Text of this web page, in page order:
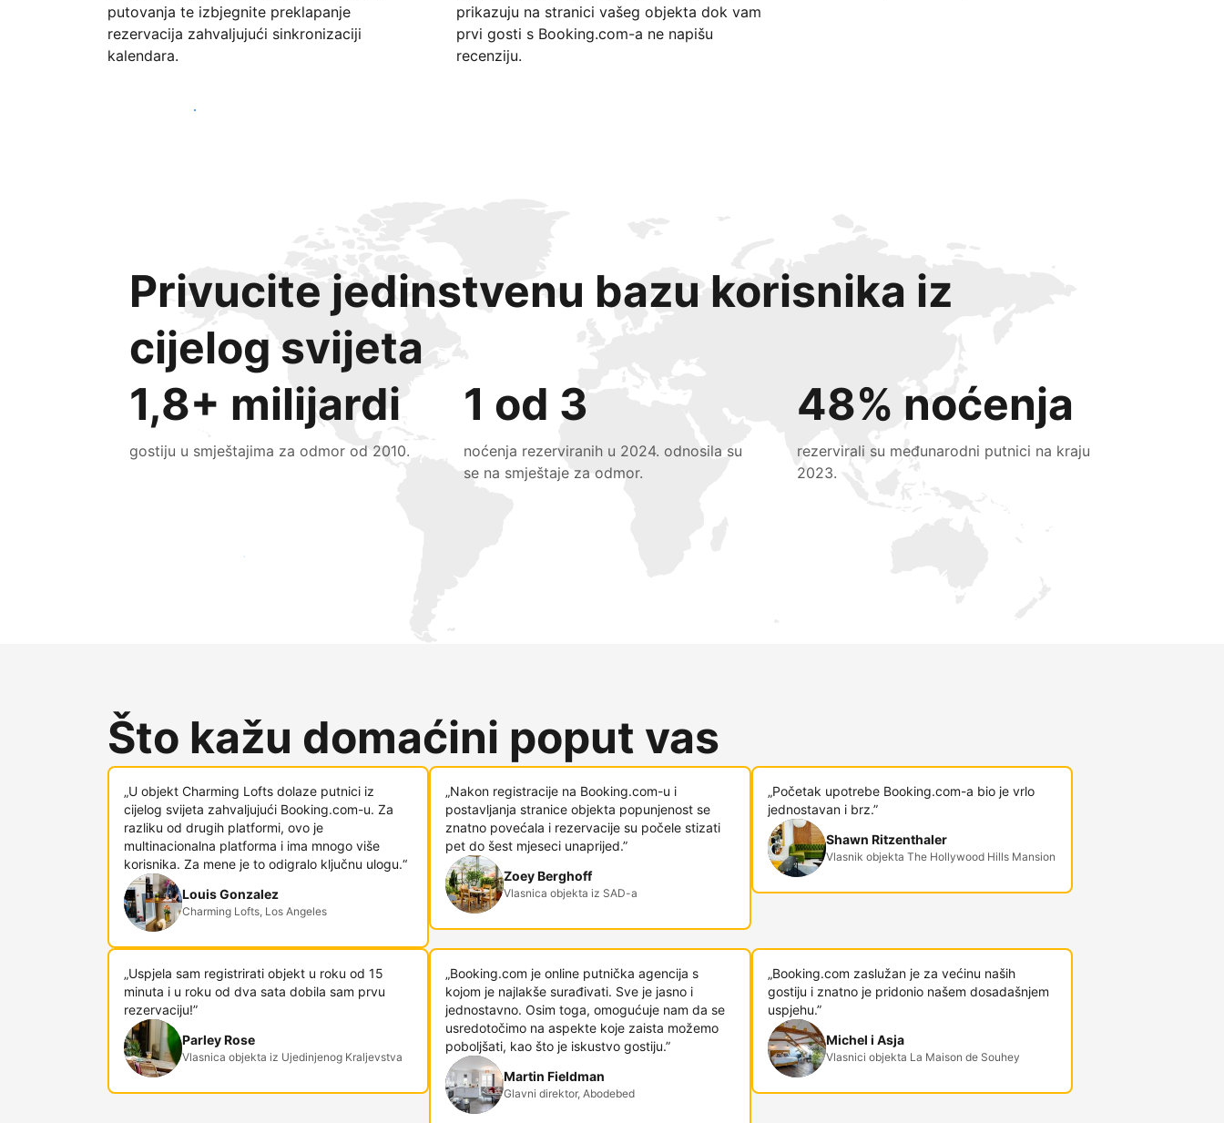
putovanja te izbjegnite preklapanje
rezervacija zahvaljujući sinkronizaciji
kalendara.
prikazuju na stranici vašeg objekta dok vam
prvi gosti s Booking.com-a ne napišu
recenziju.
Započnite već danas
Privucite jedinstvenu bazu korisnika iz
cijelog svijeta
1,8+ milijardi
gostiju u smještajima za odmor od 2010.
1 od 3
noćenja rezerviranih u 2024. odnosila su
se na smještaje za odmor.
48% noćenja
rezervirali su međunarodni putnici na kraju
2023.
Doprite do novih gostiju već danas
Što kažu domaćini poput vas
„U objekt Charming Lofts dolaze putnici iz
cijelog svijeta zahvaljujući Booking.com-u. Za
razliku od drugih platformi, ovo je
multinacionalna platforma i ima mnogo više
korisnika. Za mene je to odigralo ključnu ulogu.“
Louis Gonzalez
Charming Lofts, Los Angeles
„Nakon registracije na Booking.com-u i
postavljanja stranice objekta popunjenost se
znatno povećala i rezervacije su počele stizati
pet do šest mjeseci unaprijed.”
Zoey Berghoff
Vlasnica objekta iz SAD-a
„Početak upotrebe Booking.com-a bio je vrlo
jednostavan i brz.”
Shawn Ritzenthaler
Vlasnik objekta The Hollywood Hills Mansion
„Uspjela sam registrirati objekt u roku od 15
minuta i u roku od dva sata dobila sam prvu
rezervaciju!”
Parley Rose
Vlasnica objekta iz Ujedinjenog Kraljevstva
„Booking.com je online putnička agencija s
kojom je najlakše surađivati. Sve je jasno i
jednostavno. Osim toga, omogućuje nam da se
usredotočimo na aspekte koje zaista možemo
poboljšati, kao što je iskustvo gostiju.”
Martin Fieldman
Glavni direktor, Abodebed
„Booking.com zaslužan je za većinu naših
gostiju i znatno je pridonio našem dosadašnjem
uspjehu.”
Michel i Asja
Vlasnici objekta La Maison de Souhey